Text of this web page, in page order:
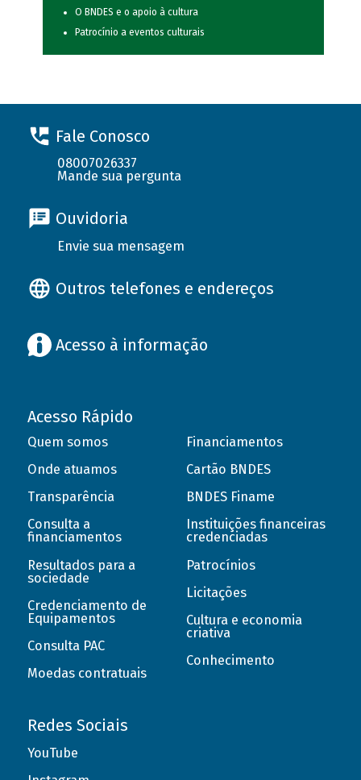
O BNDES e o apoio à cultura
Patrocínio a eventos culturais
Fale Conosco
08007026337
Mande sua pergunta
Ouvidoria
Envie sua mensagem
Outros telefones e endereços
Acesso à informação
Acesso Rápido
Quem somos
Onde atuamos
Transparência
Consulta a
financiamentos
Resultados para a
sociedade
Credenciamento de
Equipamentos
Consulta PAC
Moedas contratuais
Financiamentos
Cartão BNDES
BNDES Finame
Instituições financeiras
credenciadas
Patrocínios
Licitações
Cultura e economia
criativa
Conhecimento
Redes Sociais
YouTube